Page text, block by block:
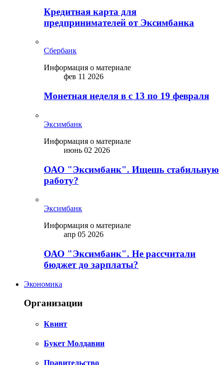
Кредитная карта для
предпринимателей от Эксимбанка
Сбербанк
Информация о материале
фев 11 2026
Монетная неделя в с 13 по 19 февраля
Эксимбанк
Информация о материале
июнь 02 2026
ОАО "Эксимбанк". Ищешь стабильную
работу?
Эксимбанк
Информация о материале
апр 05 2026
ОАО "Эксимбанк". Не рассчитали
бюджет до зарплаты?
Экономика
Организации
Квинт
Букет Молдавии
Правительство